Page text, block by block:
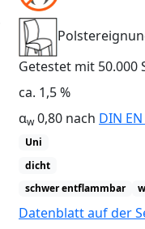
Getestet mit 50.000
ca. 1,5 %
αw0,80 nach DIN
Uni
dicht
schwer entflammbar
Datenblatt auf der